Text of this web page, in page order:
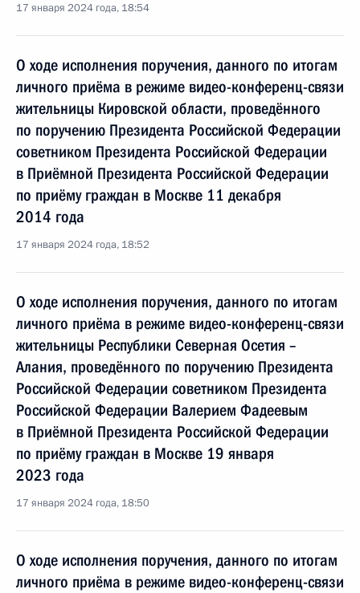
17 января 2024 года, 18:54
О ходе исполнения поручения, данного по итогам
личного приёма в режиме видео-конференц-связи
жительницы Кировской области, проведённого
по поручению Президента Российской Федерации
советником Президента Российской Федерации
в Приёмной Президента Российской Федерации
по приёму граждан в Москве 11 декабря
2014 года
17 января 2024 года, 18:52
О ходе исполнения поручения, данного по итогам
личного приёма в режиме видео-конференц-связи
жительницы Республики Северная Осетия –
Алания, проведённого по поручению Президента
Российской Федерации советником Президента
Российской Федерации Валерием Фадеевым
в Приёмной Президента Российской Федерации
по приёму граждан в Москве 19 января
2023 года
17 января 2024 года, 18:50
О ходе исполнения поручения, данного по итогам
личного приёма в режиме видео-конференц-связи